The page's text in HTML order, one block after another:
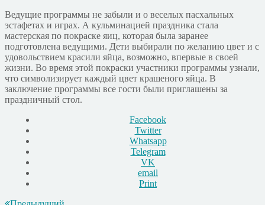
Ведущие программы не забыли и о веселых пасхальных
эстафетах и играх. А кульминацией праздника стала
мастерская по покраске яиц, которая была заранее
подготовлена ведущими. Дети выбирали по желанию цвет и с
удовольствием красили яйца, возможно, впервые в своей
жизни. Во время этой покраски участники программы узнали,
что символизирует каждый цвет крашеного яйца. В
заключение программы все гости были приглашены за
праздничный стол.
Facebook
Twitter
Whatsapp
Telegram
VK
email
Print